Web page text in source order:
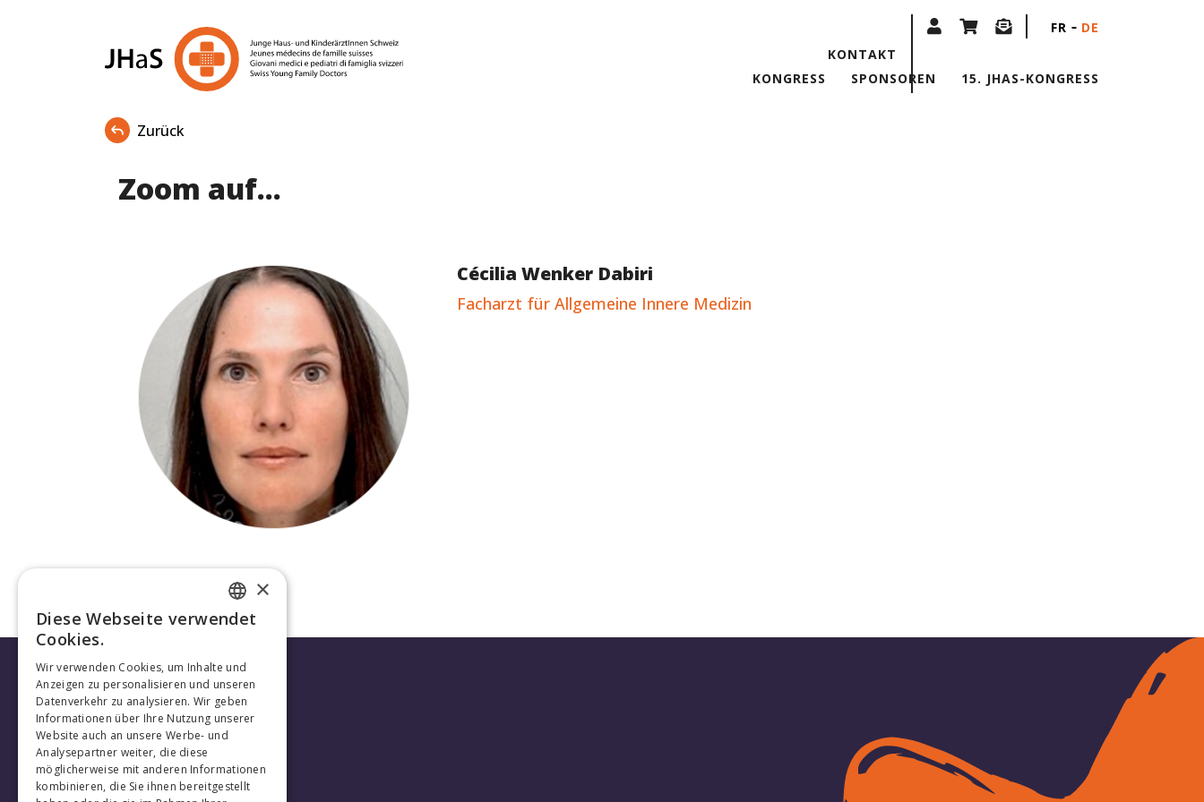
KONGRESS SPONSOREN 15. JHAS-KONGRESS
KONTAKT
FR DE
Zurück
Zoom auf...
Cécilia Wenker Dabiri
Facharzt für Allgemeine Innere Medizin
FRENCH
×
Diese Webseite verwendet
Cookies.
Wir verwenden Cookies, um Inhalte und
Anzeigen zu personalisieren und unseren
Datenverkehr zu analysieren. Wir geben
Informationen über Ihre Nutzung unserer
Website auch an unsere Werbe- und
Analysepartner weiter, die diese
möglicherweise mit anderen Informationen
kombinieren, die Sie ihnen bereitgestellt